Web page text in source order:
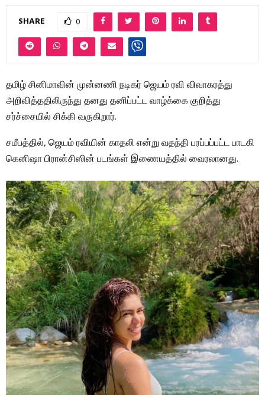
SHARE 0
தமிழ் சினிமாவின் முன்னணி நடிகர் ஜெயம் ரவி விவாகரத்து
அறிவித்ததிலிருந்து தனது தனிப்பட்ட வாழ்க்கை குறித்து
சர்ச்சையில் சிக்கி வருகிறார்.
சமீபத்தில், ஜெயம் ரவியின் காதலி என்று வதந்தி பரப்பப்பட்ட பாடகி
கெனிஷா பிரான்சிஸின் படங்கள் இணையத்தில் வைரலானது.